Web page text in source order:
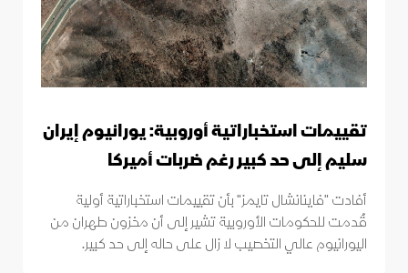
تقييمات استخباراتية أوروبية: يورانيوم إيران
سليم إلى حد كبير رغم ضربات أميركا
أفادت "فاينانشال تايمز" بأن تقييمات استخباراتية أولية
قُدمت للحكومات الأوروبية تشير إلى أن مخزون طهران من
اليورانيوم عالي التخصيب لا زال على حاله إلى حد كبير.